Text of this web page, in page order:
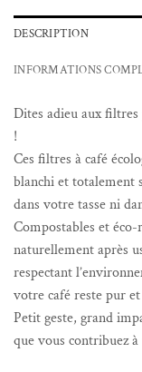
DESCRIPTION
INFORMATIONS
Dites adieu aux filtres
!
Ces filtres à café
blanchi et totalement
dans votre tasse ni
Compostables et éco-
naturellement après
respectant
votre café reste pur
Petit geste, grand
que vous contribuez